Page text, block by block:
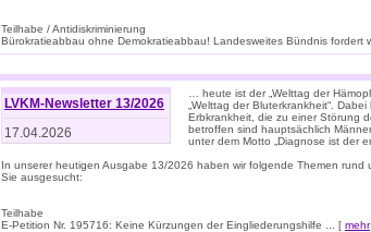
Teilhabe / Antidiskriminierung
Bürokratieabbau ohne Demokratieabbau! Landesweites Bündnis fordert
LVKM-Newsletter 13/2026
17.04.2026
… heute ist der „Welttag der
„Welttag der Bluterkrankheit“.
Erbkrankheit, die zu einer Störung
betroffen sind hauptsächlich
unter dem Motto „Diagnose ist der
In unserer heutigen Ausgabe 13/2026 haben wir folgende Themen rund
Sie ausgesucht:
Teilhabe
E-Petition Nr. 195716: Keine Kürzungen der Eingliederungshilfe ... [ mehr